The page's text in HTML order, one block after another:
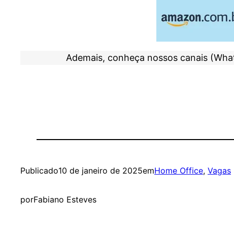
Ademais, conheça nossos canais
Publicado10 de janeiro de 2025emHome Office, Vagas
porFabiano Esteves